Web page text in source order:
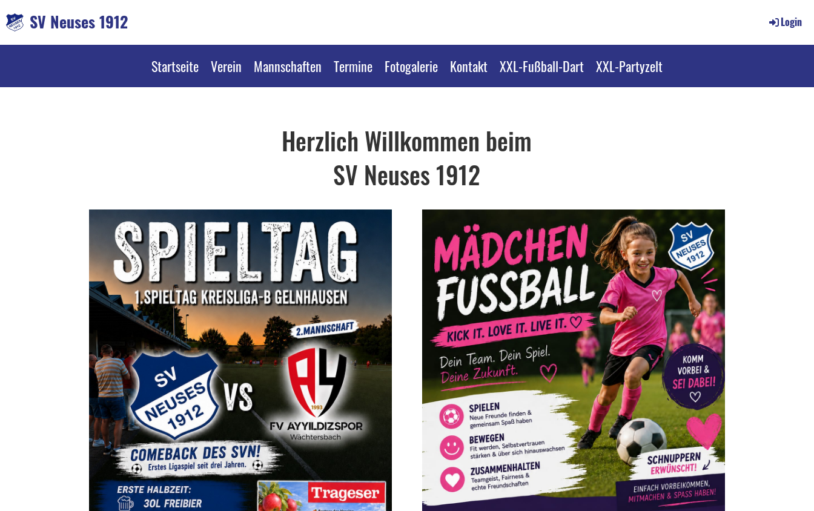
SV Neuses 1912 Login
Startseite Verein Mannschaften Termine Fotogalerie Kontakt XXL-Fußball-Dart XXL-Partyzelt
Herzlich Willkommen beim
SV Neuses 1912